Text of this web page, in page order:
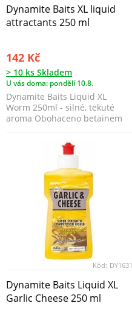
Dynamite Baits XL liquid
attractants 250 ml
142 Kč
> 10 ks Skladem
U vás doma: pondělí 10.8.
Dynamite Baits Liquid XL
Worm 250ml - silné, tekuté
aroma Obohaceno betainem
Kód: DY1631
Dynamite Baits Liquid XL
Garlic Cheese 250 ml